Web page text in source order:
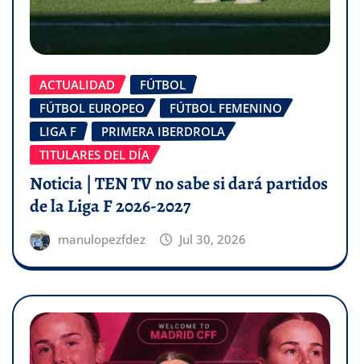
ACTUALIDAD
FÚTBOL
FÚTBOL EUROPEO
FÚTBOL FEMENINO
LIGA F
PRIMERA IBERDROLA
TITULARES DEL DÍA
Noticia | TEN TV no sabe si dará partidos
de la Liga F 2026-2027
manulopezfdez Jul 30, 2026